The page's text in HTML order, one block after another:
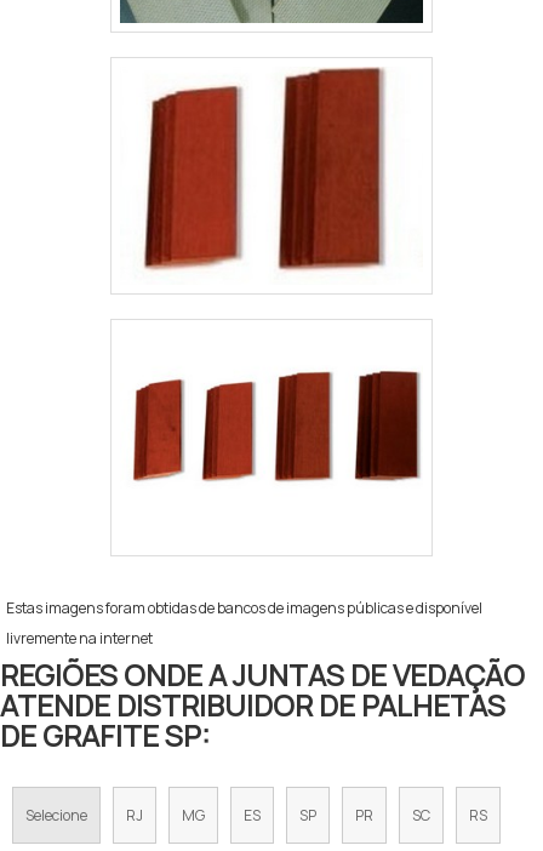
Estas imagens foram obtidas de bancos de imagens públicas e disponível
livremente na internet
REGIÕES ONDE A JUNTAS DE VEDAÇÃO
ATENDE DISTRIBUIDOR DE PALHETAS
DE GRAFITE SP:
Selecione RJ MG ES SP PR SC RS